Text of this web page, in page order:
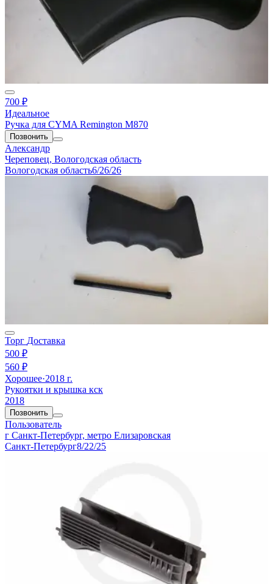
700 ₽
Идеальное
Ручка для CYMA Remington M870
Позвонить
Александр
Череповец, Вологодская область
Вологодская область6/26/26
Торг Доставка
500 ₽
560 ₽
Хорошее·2018 г.
Рукоятки и крышка кск
2018
Позвонить
Пользователь
г Санкт-Петербург, метро Елизаровская
Санкт-Петербург8/22/25